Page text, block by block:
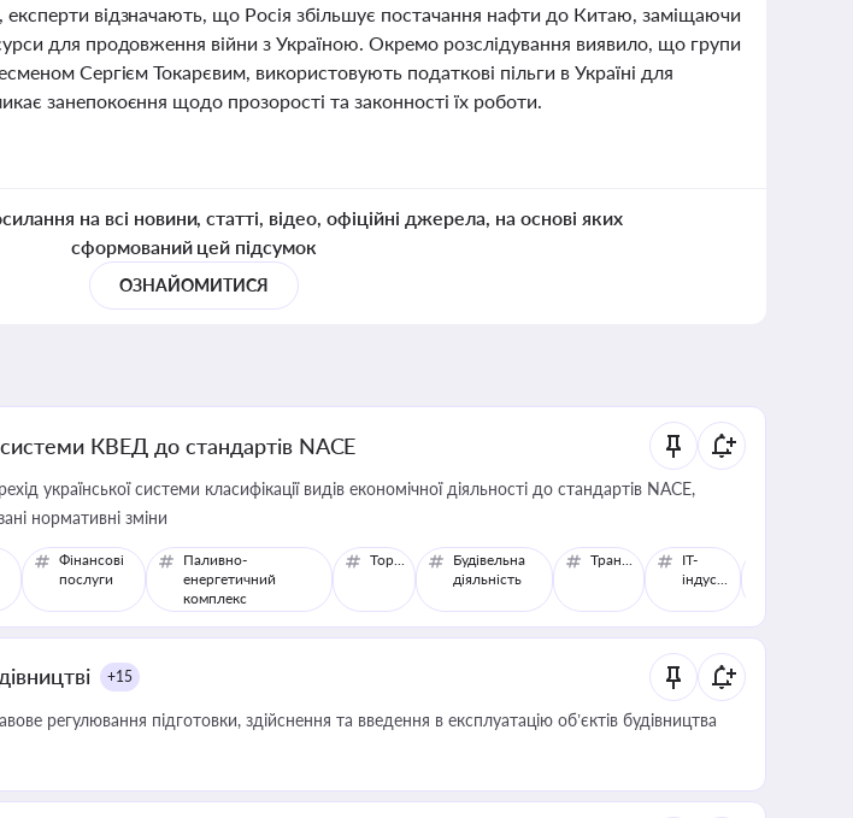
відзначають, що Росія збільшує постачання нафти до Китаю, заміщаючи
для продовження війни з Україною. Окремо розслідування виявило, що групи
Сергієм Токарєвим, використовують податкові пільги в Україні для
занепокоєння щодо прозорості та законності їх роботи.
на всі новини, статті, відео, офіційні джерела, на основі яких
сформований цей підсумок
ОЗНАЙОМИТИСЯ
системи КВЕД до стандартів NACE
української системи класифікації видів економічної діяльності до стандартів NACE,
нормативні зміни
Фінансові
послуги
Паливно-
енергетичний
комплекс
Торгівля
Будівельна
діяльність
Транспорт
IT-
індустрія
+15
регулювання підготовки, здійснення та введення в експлуатацію об’єктів будівництва